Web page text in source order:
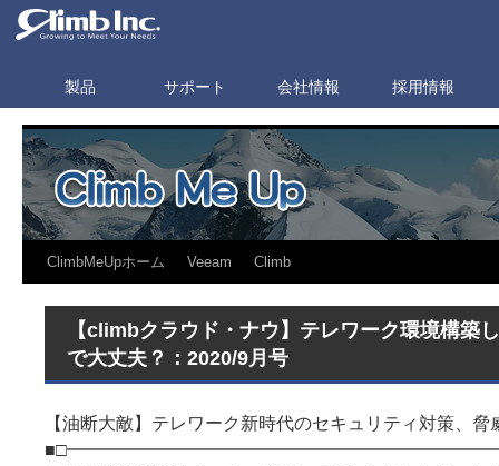
製品 サポート 会社情報 採用情報
ClimbMeUpホーム Veeam Climb
【climbクラウド・ナウ】テレワーク環境構築
で大丈夫？：2020/9月号
【油断大敵】テレワーク新時代のセキュリティ対策、脅